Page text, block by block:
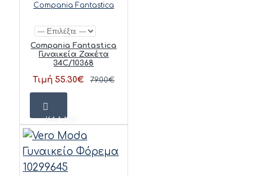
Compania Fantastica
Compania Fantastica
Γυναικεία Ζακέτα
34C/10368
Τιμή 55.30€ 79.00€
ΚΑΛΆΘΙ